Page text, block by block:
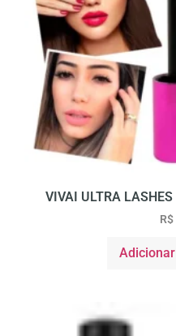
VIVAI ULTRA
R$